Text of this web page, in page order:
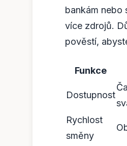
bankám nebo
více zdrojů.
pověstí,
Funkce
Dostupnost
Rychlost
směny